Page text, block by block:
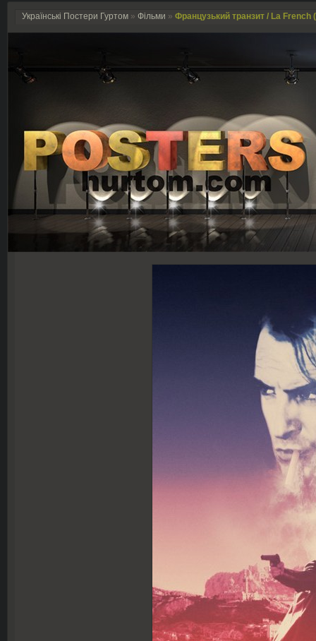
Українські Постери Гуртом » Фільми » Французький транзит / La French